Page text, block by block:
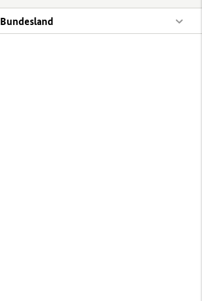
Bundesland